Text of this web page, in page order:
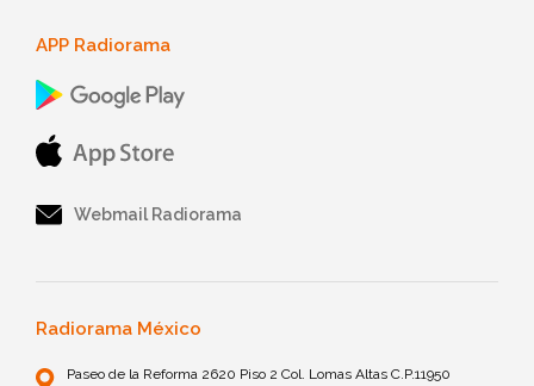
APP Radiorama
Webmail Radiorama
Radiorama México
Paseo de la Reforma 2620 Piso 2 Col. Lomas Altas C.P.11950